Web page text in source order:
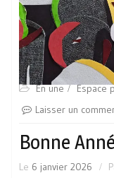
En une Espace
Laisser un
Bonne
Le 6 janvier 2026